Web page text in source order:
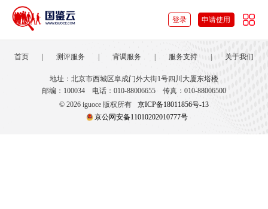
登录 申请使用
首页 | 测评服务 | 背调服务 | 服务支持 | 关于我们
地址：北京市西城区阜成门外大街1号四川大厦东塔楼
邮编：100034
电话：010-88006655
传真：010-88006500
©2026 iguoce 版权所有
京ICP备18011856号-13
京公网安备11010202010777号